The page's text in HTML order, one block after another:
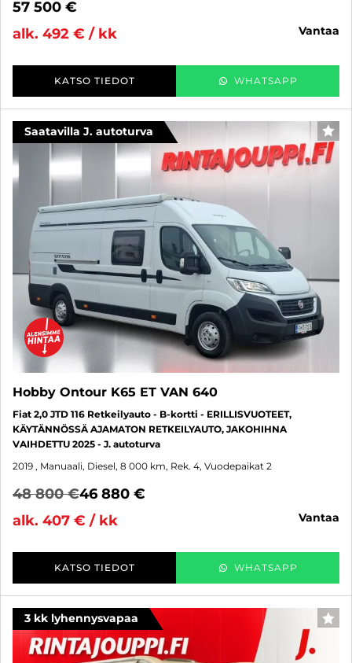
57 500 €
alk. 492 € / kk
vantaa
KATSO TIEDOT WHATSAPP
Saatavilla J. autoturva
Hobby Ontour K65 ET VAN 640
Fiat 2,0 JTD 116 Retkeilyauto - B-kortti - ERILLISVUOTEET,
KÄYTÄNNÖSSÄ AJAMATON RETKEILYAUTO, JAKOHIHNA
VAIHDETTU 2025 - J. autoturva
2019 , Manuaali, Diesel, 8 000 km, Rek. 4, Vuodepaikat 2
48 800 €46 880 €
alk. 407 € / kk
vantaa
KATSO TIEDOT WHATSAPP
3 kk lyhennysvapaa